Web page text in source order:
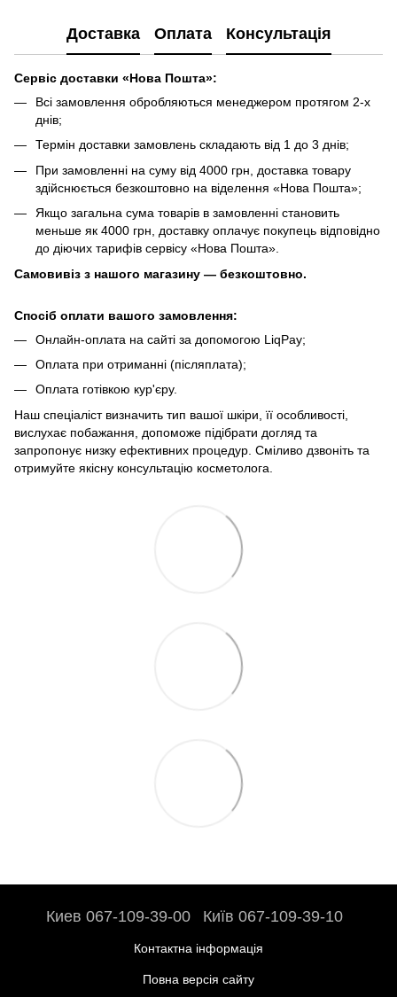
Доставка Оплата Консультація
Сервіс доставки «Нова Пошта»:
Всі замовлення обробляються менеджером протягом 2-х
днів;
Термін доставки замовлень складають від 1 до 3 днів;
При замовленні на суму від 4000 грн, доставка товару
здійснюється безкоштовно на віделення «Нова Пошта»;
Якщо загальна сума товарів в замовленні становить
меньше як 4000 грн, доставку оплачує покупець відповідно
до діючих тарифів сервісу «Нова Пошта».
Самовивіз з нашого магазину — безкоштовно.
Спосіб оплати вашого замовлення:
Онлайн-оплата на сайті за допомогою LiqPay;
Оплата при отриманні (післяплата);
Оплата готівкою кур'єру.
Наш спеціаліст визначить тип вашої шкіри, її особливості,
вислухає побажання, допоможе підібрати догляд та
запропонує низку ефективних процедур. Сміливо дзвоніть та
отримуйте якісну консультацію косметолога.
Киев 067-109-39-00 Київ 067-109-39-10
Контактна інформація
Повна версія сайту